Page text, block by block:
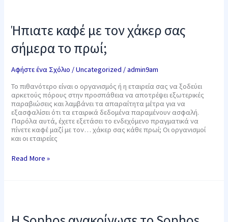
Ήπιατε καφέ με τον χάκερ σας
σήμερα το πρωί;
Αφήστε ένα Σχόλιο /Uncategorized /admin9am
Το πιθανότερο είναι ο οργανισμός ή η εταιρεία σας να ξοδεύει
αρκετούς πόρους στην προσπάθεια να αποτρέψει εξωτερικές
παραβιώσεις και λαμβάνει τα απαραίτητα μέτρα για να
εξασφαλίσει ότι τα εταιρικά δεδομένα παραμένουν ασφαλή.
Παρόλα αυτά, έχετε εξετάσει το ενδεχόμενο πραγματικά να
πίνετε καφέ μαζί με τον… χάκερ σας κάθε πρωί; Οι οργανισμοί
και οι εταιρείες
τον
χάκερ
σας
σήμερα
το
πρωί;
Read More »
ανακοίνωσε